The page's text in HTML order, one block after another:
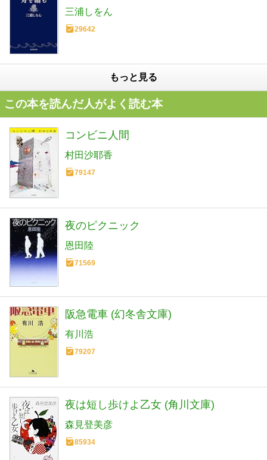
三浦しをん
29642
もっと見る
この本を読んだ人がよく読む本
コンビニ人間
村田沙耶香
79147
夜のピクニック
恩田陸
71569
阪急電車 (幻冬舎文庫)
有川浩
79207
夜は短し歩けよ乙女 (角川文庫)
森見登美彦
85934